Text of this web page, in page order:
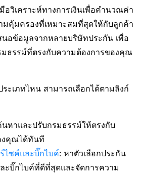
อวิเคราะห์ทางการเงินเพื่อคำนวณค่า
มคุ้มครองที่เหมาะสมที่สุดให้กับลูกค้า
นอข้อมูลจากหลายบริษัทประกัน เพื่อ
ธรรม์ที่ตรงกับความต้องการของคุณ
ะเภทไหน สามารถเลือกได้ตามลิงก์
นหาและปรับกรมธรรม์ให้ตรงกับ
งคุณได้ทันที
ไซค์และบิ๊กไบค์: หาตัวเลือกประกัน
ะบิ๊กไบค์ที่ดีที่สุดและจัดการความ